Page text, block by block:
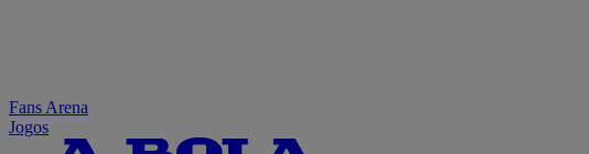
Fans Arena
Jogos